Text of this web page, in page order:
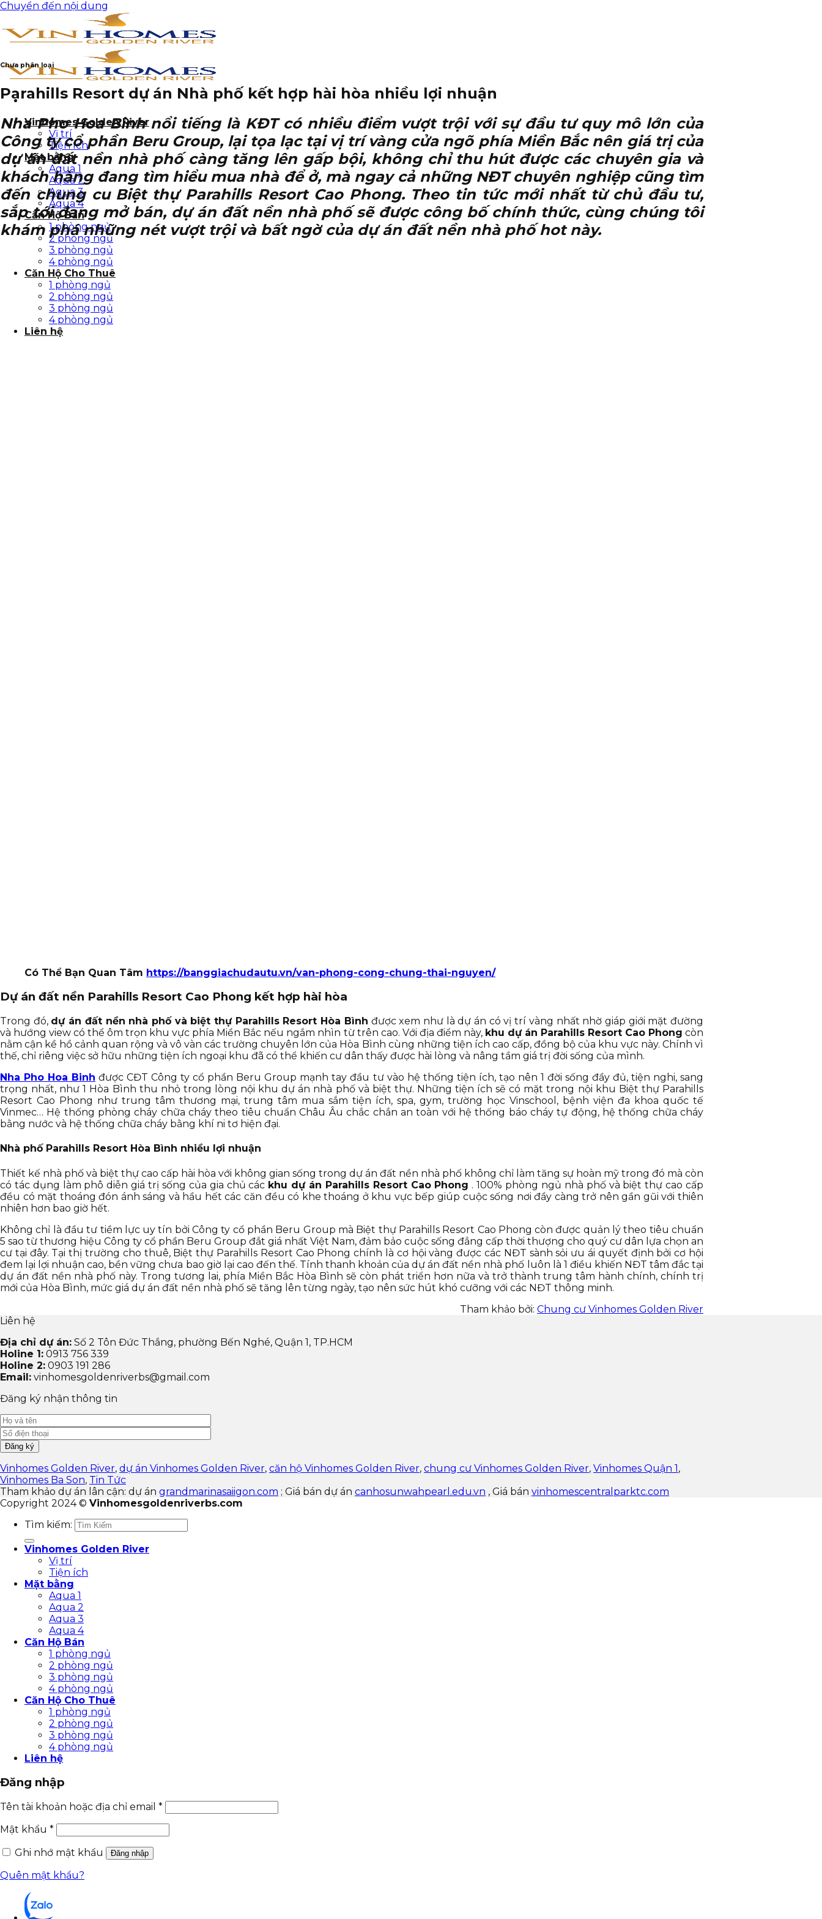
Chuyển đến nội dung
Vinhomes Golden River
Vị trí
Tiện ích
Mặt bằng
Aqua 1
Aqua 2
Aqua 3
Aqua 4
Căn Hộ Bán
1 phòng ngủ
2 phòng ngủ
3 phòng ngủ
4 phòng ngủ
Căn Hộ Cho Thuê
1 phòng ngủ
2 phòng ngủ
3 phòng ngủ
4 phòng ngủ
Liên hệ
Chưa phân loại
Parahills Resort dự án Nhà phố kết hợp hài hòa nhiều lợi nhuận
Nha Pho Hoa Binhnổi tiếng là KĐT có nhiều điểm vượt trội với sự đầu tư quy mô lớn của
Công ty cổ phần Beru Group, lại tọa lạc tại vị trí vàng cửa ngõ phía Miền Bắc nên giá trị của
dự án đất nền nhà phố càng tăng lên gấp bội, không chỉ thu hút được các chuyên gia và
khách hàng đang tìm hiểu mua nhà để ở, mà ngay cả những NĐT chuyên nghiệp cũng tìm
đến chung cu Biệt thự Parahills Resort Cao Phong. Theo tin tức mới nhất từ chủ đầu tư,
sắp tới đang mở bán, dự án đất nền nhà phố sẽ được công bố chính thức, cùng chúng tôi
khám phá những nét vượt trội và bất ngờ của dự án đất nền nhà phố hot này.
Có Thể Bạn Quan Tâm https://banggiachudautu.vn/van-phong-cong-chung-thai-nguyen/
Dự án đất nền Parahills Resort Cao Phong kết hợp hài hòa
Trong đó, dự án đất nền nhà phố và biệt thự Parahills Resort Hòa Bình được xem như là dự án có vị trí vàng nhất nhờ giáp giới mặt đường
và hướng view có thể ôm trọn khu vực phía Miền Bắc nếu ngắm nhìn từ trên cao. Với địa điểm này, khu dự án Parahills Resort Cao Phong còn
nằm cận kề hồ cảnh quan rộng và vô vàn các trường chuyên lớn của Hòa Bình cùng những tiện ích cao cấp, đồng bộ của khu vực này. Chính vì
thế, chỉ riêng việc sở hữu những tiện ích ngoại khu đã có thể khiến cư dân thấy được hài lòng và nâng tầm giá trị đời sống của mình.
Nha Pho Hoa Binh được CĐT Công ty cổ phần Beru Group mạnh tay đầu tư vào hệ thống tiện ích, tạo nên 1 đời sống đầy đủ, tiện nghi, sang
trọng nhất, như 1 Hòa Bình thu nhỏ trong lòng nội khu dự án nhà phố và biệt thự. Những tiện ích sẽ có mặt trong nội khu Biệt thự Parahills
Resort Cao Phong như trung tâm thương mại, trung tâm mua sắm tiện ích, spa, gym, trường học Vinschool, bệnh viện đa khoa quốc tế
Vinmec… Hệ thống phòng cháy chữa cháy theo tiêu chuẩn Châu Âu chắc chắn an toàn với hệ thống báo cháy tự động, hệ thống chữa cháy
bằng nước và hệ thống chữa cháy bằng khí ni tơ hiện đại.
Nhà phố Parahills Resort Hòa Bình nhiều lợi nhuận
Thiết kế nhà phố và biệt thự cao cấp hài hòa với không gian sống trong dự án đất nền nhà phố không chỉ làm tăng sự hoàn mỹ trong đó mà còn
có tác dụng làm phô diễn giá trị sống của gia chủ các khu dự án Parahills Resort Cao Phong . 100% phòng ngủ nhà phố và biệt thự cao cấp
đều có mặt thoáng đón ánh sáng và hầu hết các căn đều có khe thoáng ở khu vực bếp giúp cuộc sống nơi đầy càng trở nên gần gũi với thiên
nhiên hơn bao giờ hết.
Không chỉ là đầu tư tiềm lực uy tín bởi Công ty cổ phần Beru Group mà Biệt thự Parahills Resort Cao Phong còn được quản lý theo tiêu chuẩn
5 sao từ thương hiệu Công ty cổ phần Beru Group đắt giá nhất Việt Nam, đảm bảo cuộc sống đẳng cấp thời thượng cho quý cư dân lựa chọn an
cư tại đây. Tại thị trường cho thuê, Biệt thự Parahills Resort Cao Phong chính là cơ hội vàng được các NĐT sành sỏi ưu ái quyết định bởi cơ hội
đem lại lợi nhuận cao, bền vững chưa bao giờ lại cao đến thế. Tính thanh khoản của dự án đất nền nhà phố luôn là 1 điều khiến NĐT tâm đắc tại
dự án đất nền nhà phố này. Trong tương lai, phía Miền Bắc Hòa Bình sẽ còn phát triển hơn nữa và trở thành trung tâm hành chính, chính trị
mới của Hòa Bình, mức giá dự án đất nền nhà phố sẽ tăng lên từng ngày, tạo nên sức hút khó cưỡng với các NĐT thông minh.
Tham khảo bởi: Chung cư Vinhomes Golden River
Liên hệ
Địa chỉ dự án: Số 2 Tôn Đức Thắng, phường Bến Nghé, Quận 1, TP.HCM
Holine 1: 0913 756 339
Holine 2: 0903 191 286
Email: vinhomesgoldenriverbs@gmail.com
Đăng ký nhận thông tin
Vinhomes Golden River, dự án Vinhomes Golden River, căn hộ Vinhomes Golden River, chung cư Vinhomes Golden River, Vinhomes Quận 1,
Vinhomes Ba Son, Tin Tức
Tham khảo dự án lân cận: dự án grandmarinasaiigon.com ; Giá bán dự án canhosunwahpearl.edu.vn , Giá bán vinhomescentralparktc.com
Copyright 2024 © Vinhomesgoldenriverbs.com
Tìm kiếm:
Vinhomes Golden River
Vị trí
Tiện ích
Mặt bằng
Aqua 1
Aqua 2
Aqua 3
Aqua 4
Căn Hộ Bán
1 phòng ngủ
2 phòng ngủ
3 phòng ngủ
4 phòng ngủ
Căn Hộ Cho Thuê
1 phòng ngủ
2 phòng ngủ
3 phòng ngủ
4 phòng ngủ
Liên hệ
Đăng nhập
Tên tài khoản hoặc địa chỉ email *
Mật khẩu *
Ghi nhớ mật khẩu
Đăng nhập
Quên mật khẩu?